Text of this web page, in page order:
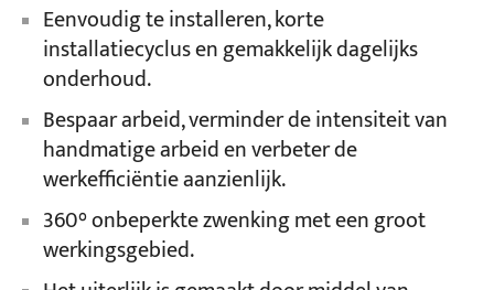
Eenvoudig te installeren, korte
installatiecyclus en gemakkelijk dagelijks
onderhoud.
Bespaar arbeid, verminder de intensiteit van
handmatige arbeid en verbeter de
werkefficiëntie aanzienlijk.
360° onbeperkte zwenking met een groot
werkingsgebied.